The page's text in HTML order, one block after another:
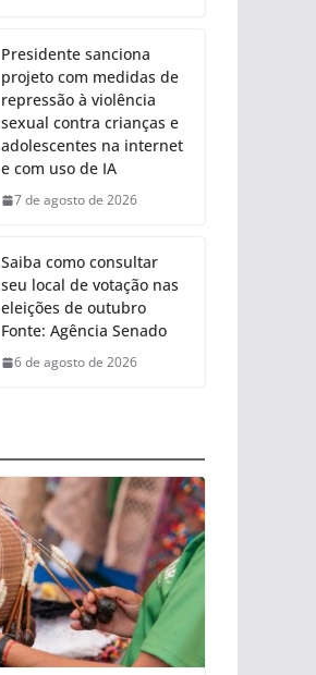
Presidente sanciona
projeto com medidas de
repressão à violência
sexual contra crianças e
adolescentes na internet
e com uso de IA
7 de agosto de 2026
Saiba como consultar
seu local de votação nas
eleições de outubro
Fonte: Agência Senado
6 de agosto de 2026